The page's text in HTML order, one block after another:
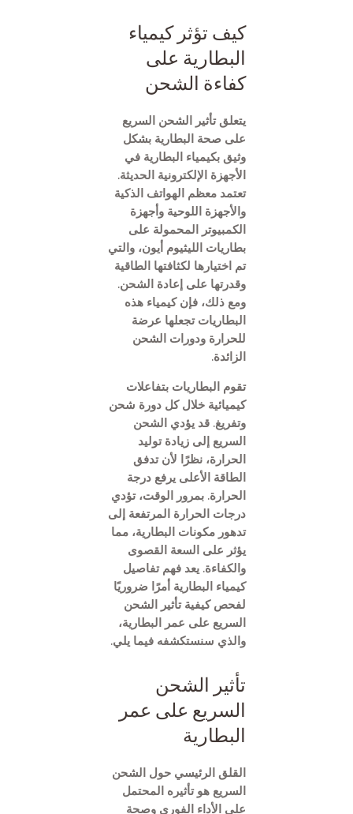
كيف تؤثر كيمياء
البطارية على
كفاءة الشحن
يتعلق تأثير الشحن السريع
على صحة البطارية بشكل
وثيق بكيمياء البطارية في
الأجهزة الإلكترونية الحديثة.
تعتمد معظم الهواتف الذكية
والأجهزة اللوحية وأجهزة
الكمبيوتر المحمولة على
بطاريات الليثيوم أيون، والتي
تم اختيارها لكثافتها الطاقية
وقدرتها على إعادة الشحن.
ومع ذلك، فإن كيمياء هذه
البطاريات تجعلها عرضة
للحرارة ودورات الشحن
الزائدة.
تقوم البطاريات بتفاعلات
كيميائية خلال كل دورة شحن
وتفريغ. قد يؤدي الشحن
السريع إلى زيادة توليد
الحرارة، نظرًا لأن تدفق
الطاقة الأعلى يرفع درجة
الحرارة. بمرور الوقت، تؤدي
درجات الحرارة المرتفعة إلى
تدهور مكونات البطارية، مما
يؤثر على السعة القصوى
والكفاءة. يعد فهم تفاصيل
كيمياء البطارية أمرًا ضروريًا
لفحص كيفية تأثير الشحن
السريع على عمر البطارية،
والذي سنستكشفه فيما يلي.
تأثير الشحن
السريع على عمر
البطارية
القلق الرئيسي حول الشحن
السريع هو تأثيره المحتمل
على الأداء الفوري وصحة